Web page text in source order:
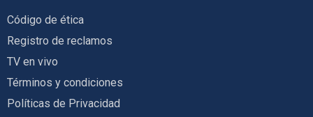
Código de ética
Registro de reclamos
TV en vivo
Términos y condiciones
Políticas de Privacidad